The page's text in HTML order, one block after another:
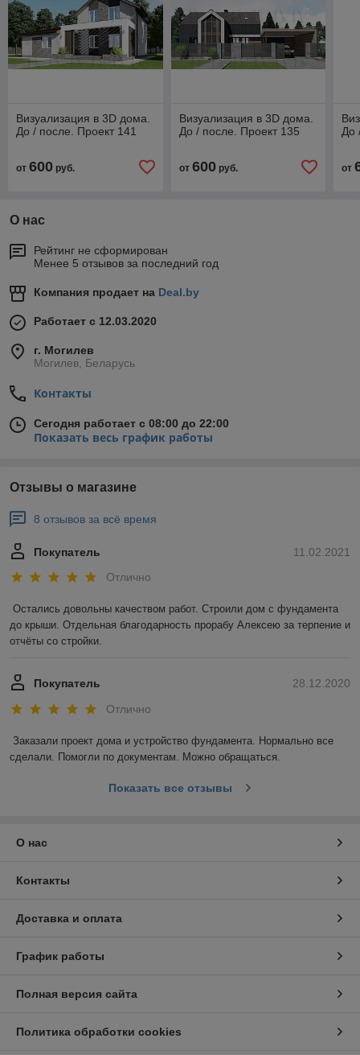
Визуализация в 3D дома.
До / после. Проект 141
от 600 руб.
Визуализация в 3D дома.
До / после. Проект 135
от 600руб.
До
от
О нас
Рейтинг не сформирован
Менее 5 отзывов за последний год
Компания продает на Deal.by
Работает с 12.03.2020
г. Могилев
Могилев, Беларусь
Контакты
Сегодня работает с 08:00 до 22:00
Показать весь график работы
Отзывы о магазине
8 отзывов за всё время
11.02.2021
Покупатель
Отлично
Остались довольны качеством работ. Строили дом с фундамента
до крыши. Отдельная благодарность прорабу Алексею за терпение и
отчёты со стройки.
28.12.2020
Покупатель
Отлично
Заказали проект дома и устройство фундамента. Нормально все
сделали. Помогли по документам. Можно обращаться.
Показать все отзывы
О нас
Контакты
Доставка и оплата
График работы
Полная версия сайта
Политика обработки cookies